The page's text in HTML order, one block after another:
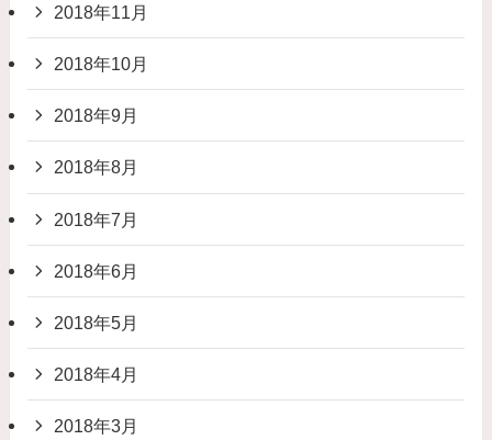
2018年11月
2018年10月
2018年9月
2018年8月
2018年7月
2018年6月
2018年5月
2018年4月
2018年3月